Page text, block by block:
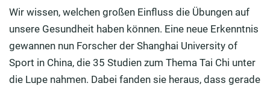
Wir wissen, welchen großen Einfluss die Übungen auf
unsere Gesundheit haben können. Eine neue Erkenntnis
gewannen nun Forscher der Shanghai University of
Sport in China, die 35 Studien zum Thema Tai Chi unter
die Lupe nahmen. Dabei fanden sie heraus, dass gerade